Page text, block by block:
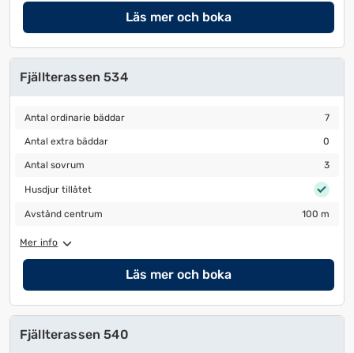
Läs mer och boka
Fjällterassen 534
Antal ordinarie bäddar
Antal ordinarie bäddar 7
Antal extra bäddar
Antal extra bäddar 0
Antal sovrum
Antal sovrum 3
Husdjur tillåtet
Husdjur tillåtet
Avstånd centrum
Avstånd centrum 100 m
Mer info
Läs mer och boka
Fjällterassen 540